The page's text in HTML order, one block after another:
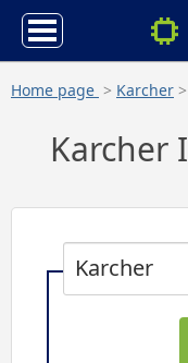
Home page > Karcher
Karcher
Karcher